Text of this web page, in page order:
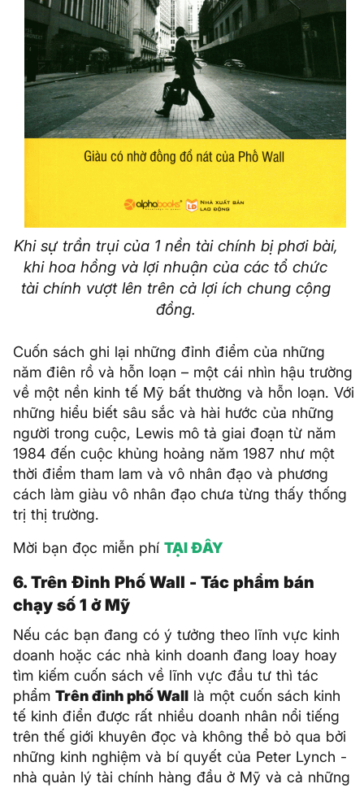
Khi sự trần trụi của 1 nền tài chính bị phơi bài,
khi hoa hồng và lợi nhuận của các tổ chức
tài chính vượt lên trên cả lợi ích chung cộng
đồng.
Cuốn sách ghi lại những đỉnh điểm của những
năm điên rồ và hỗn loạn – một cái nhìn hậu trường
về một nền kinh tế Mỹ bất thường và hỗn loạn. Với
những hiểu biết sâu sắc và hài hước của những
người trong cuộc, Lewis mô tả giai đoạn từ năm
1984 đến cuộc khủng hoảng năm 1987 như một
thời điểm tham lam và vô nhân đạo và phương
cách làm giàu vô nhân đạo chưa từng thấy thống
trị thị trường.
Mời bạn đọc miễn phí TẠI ĐÂY
6. Trên Đỉnh Phố Wall - Tác phẩm bán
chạy số 1 ở Mỹ
Nếu các bạn đang có ý tưởng theo lĩnh vực kinh
doanh hoặc các nhà kinh doanh đang loay hoay
tìm kiếm cuốn sách về lĩnh vực đầu tư thì tác
phẩm Trên đỉnh phố Wall là một cuốn sách kinh
tế kinh điển được rất nhiều doanh nhân nổi tiếng
trên thế giới khuyên đọc và không thể bỏ qua bởi
những kinh nghiệm và bí quyết của Peter Lynch -
nhà quản lý tài chính hàng đầu ở Mỹ và cả những